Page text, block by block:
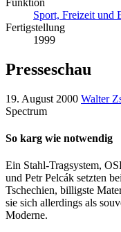
Sport, Freizeit und
Fertigstellung
1999
Presseschau
19. August 2000 Walter
Spectrum
So karg wie notwendig
Ein Stahl-Tragsystem,
und Petr Pelcák setzten
Tschechien, billigste
sie sich allerdings als
Moderne.